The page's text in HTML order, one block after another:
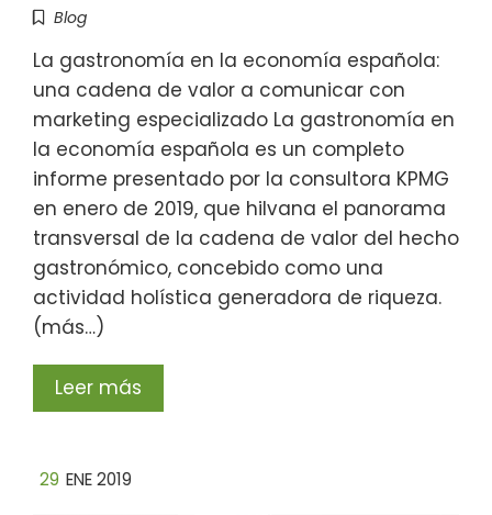
Blog
La gastronomía en la economía española:
una cadena de valor a comunicar con
marketing especializado La gastronomía en
la economía española es un completo
informe presentado por la consultora KPMG
en enero de 2019, que hilvana el panorama
transversal de la cadena de valor del hecho
gastronómico, concebido como una
actividad holística generadora de riqueza.
(más…)
Leer más
29 ENE 2019